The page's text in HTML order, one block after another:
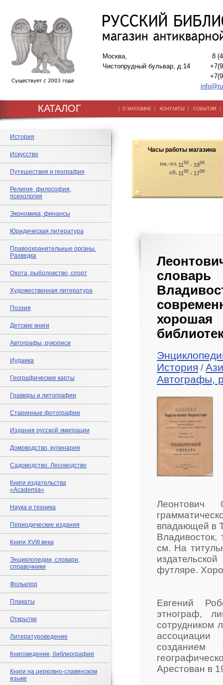
Москва,
Чистопрудный бульвар, д.14
8
КАТАЛОГ | О МАГАЗИНЕ | КОНТАКТЫ | СОБЫТИЯ
История
Искусство
Путешествия и география
Религия, философия,
психология
Экономика, финансы
Юридическая литература
Правоохранительные органы.
Разведка
Охота, рыболовство, спорт
Художественная литература
Поэзия
Детские книги
Автографы, рукописи
Иудаика
Географические карты
Гравюры и литографии
Старинные фотографии
Издания русской эмиграции
Домоводство, кулинария
Садоводство. Лесоводство
Книги издательства
«Academia»
Наука и техника
Периодические издания
Книги XVIII века
Энциклопедии, словари,
справочники
Фольклор
Плакаты
Открытки
Литературоведение
Книговедение, библиография
Книги на церковно-славянском
языке
Часы работы магазина
пн.-пт.1100 - 1900
сб.1100 - 1700
История /
Автографы,
Леонтович
впадающей в
см. На
футляре.
Евгений
этнограф,
сотрудником
созданием
Арестован в